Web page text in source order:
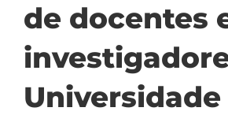
de docentes
Universidade